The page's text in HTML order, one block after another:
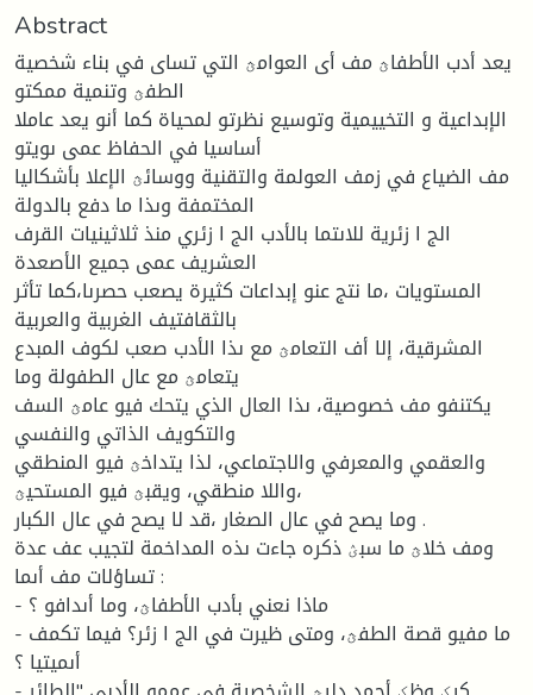
Abstract
يعد أدب الأطفاؿ مف أى العوامؿ التي تساى في بناء شخصية
الطفؿ وتنمية ممكتو
الإبداعية و التخييمية وتوسيع نظرتو لمحياة كما أنو يعد عاملا
أساسيا في الحفاظ عمى ىويتو
مف الضياع في زمف العولمة والتقنية ووسائؿ الإعلا بأشكاليا
المختمفة وىذا ما دفع بالدولة
الج ا زئرية للاىتما بالأدب الج ا زئري منذ ثلاثينيات القرف
العشريف عمى جميع الأصعدة
المستويات ،ما نتج عنو إبداعات كثيرة يصعب حصرىا،كما تأثر
بالثقافتيف الغربية والعربية
المشرقية، إلا أف التعامؿ مع ىذا الأدب صعب لكوف المبدع
يتعامؿ مع عال الطفولة وما
يكتنفو مف خصوصية، ىذا العال الذي يتحك فيو عامؿ السف
والتكويف الذاتي والنفسي
والعقمي والمعرفي والاجتماعي، لذا يتداخؿ فيو المنطقي
واللا منطقي، ويقبؿ فيو المستحيؿ،
وما يصح في عال الصغار ،قد لا يصح في عال الكبار .
ومف خلاؿ ما سبؽ ذكره جاءت ىذه المداخمة لتجيب عف عدة
تساؤلات مف أىما :
- ماذا نعني بأدب الأطفاؿ، وما أىدافو ؟
- ما مفيو قصة الطفؿ، ومتى ظيرت في الج ا زئر؟ فيما تكمف
أىميتيا ؟